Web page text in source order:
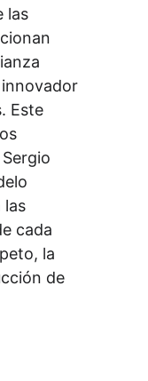
las
Este
las
cada
la
de